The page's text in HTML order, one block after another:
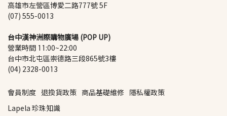
高雄市左營區博愛二路777號 5F
(07) 555-0013
台中漢神洲際購物廣場 (POP UP)
營業時間 11:00~22:00
台中市北屯區崇德路三段865號3樓
(04) 2328-0013
會員制度 退換貨政策 商品基礎維修
隱私權政策
Lapela 珍珠知識